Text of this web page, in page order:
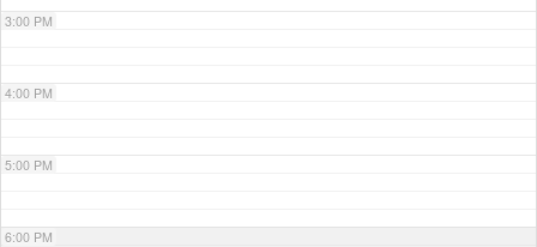
3:00 PM
4:00 PM
5:00 PM
6:00 PM